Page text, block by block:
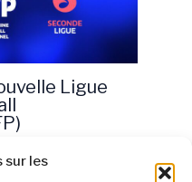
sur les
Ligue